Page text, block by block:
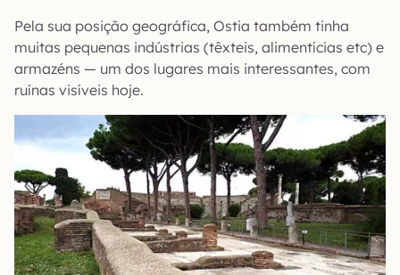
Pela sua posição geográfica, Ostia também tinha
muitas pequenas indústrias (têxteis, alimentícias etc) e
armazéns — um dos lugares mais interessantes, com
ruínas visíveis hoje.